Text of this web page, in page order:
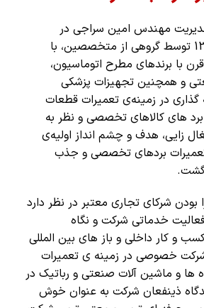
مهندس امین سراجی در
توسط گروهی از متخصصین، با
قرن با برند‌های مطرح اتوماسیون،
و همچنین تجهیزات پزشکی
در زمینه‌ی تعمیرات قطعات
برد های کالاهای تخصصی و نظر به
زایی، هدف و چشم انداز اولیه‌ی
تعمیرات بردهای تخصصی و جذب
گشت.
بودن شرکای تجاری معتبر در نظر دارد
خدماتی شرکت و نگاه
کسب و کار داخلی و باز های بین المللی
شرکت خصوصی در زمینه ی تعمیرات
و ماشین آلات صنعتی و رباتیک در
ذینفعان شرکت به عنوان خوش